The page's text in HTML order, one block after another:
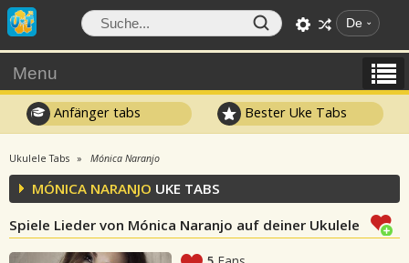
De
Menu
Anfänger tabs Bester Uke Tabs
Ukulele Tabs Mónica Naranjo
MÓNICA NARANJO UKE TABS
Spiele Lieder von Mónica Naranjo auf deiner Ukulele